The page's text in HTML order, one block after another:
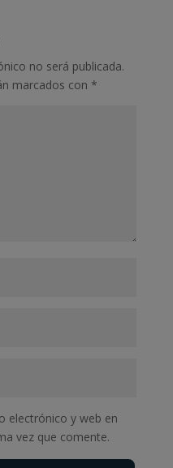
no será publicada.
marcados con *
electrónico y web en
vez que comente.